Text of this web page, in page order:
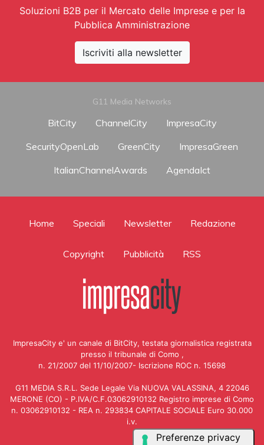
Soluzioni B2B per il Mercato delle Imprese e per la
Pubblica Amministrazione
Iscriviti alla newsletter
G11 Media Networks
BitCity ChannelCity
ImpresaCity
SecurityOpenLab
GreenCity
ImpresaGreen
ItalianChannelAwards
AgendaIct
Home Speciali Newsletter Redazione
Copyright Pubblicità RSS
ImpresaCity e' un canale di BitCity, testata giornalistica registrata
presso il tribunale di Como ,
n. 21/2007 del 11/10/2007- Iscrizione ROC n. 15698
G11 MEDIA S.R.L. Sede Legale Via NUOVA VALASSINA, 4 22046
MERONE (CO) - P.IVA/C.F.03062910132 Registro imprese di Como
n. 03062910132 - REA n. 293834 CAPITALE SOCIALE Euro 30.000
i.v.